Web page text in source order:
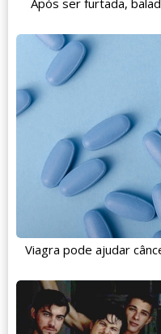
Após ser furtada,
Viagra pode ajudar